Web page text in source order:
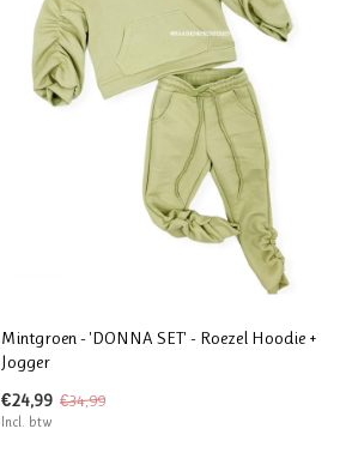
Mintgroen - 'DONNA SET' - Roezel Hoodie +
Jogger
€24,99 €34,99
Incl. btw